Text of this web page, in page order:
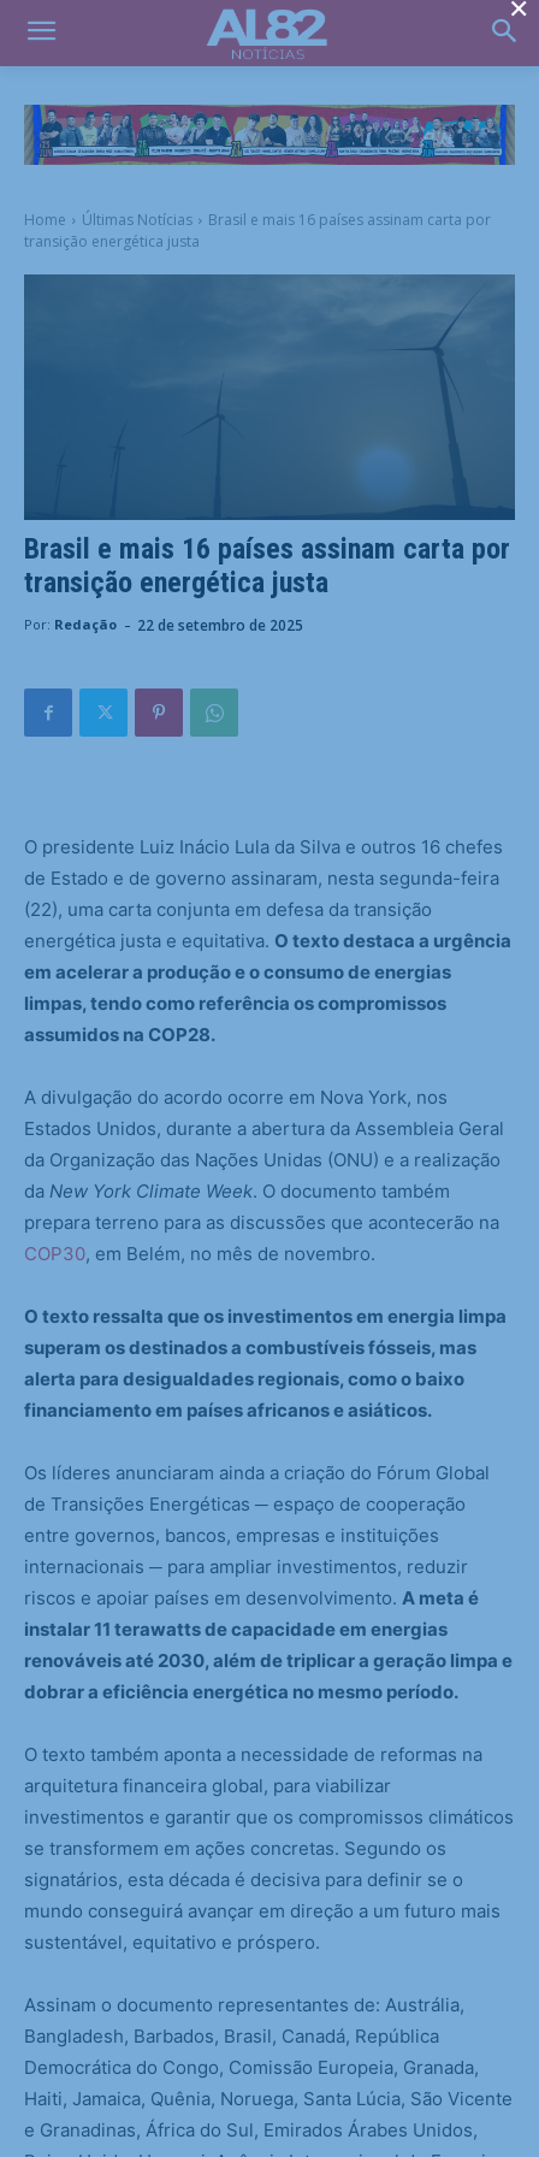
Home Últimas Notícias
Brasil e mais 16 países assinam carta por
transição energética justa
Brasil e mais 16 países assinam carta por
transição energética justa
Por: Redação - 22 de setembro de 2025
O presidente Luiz Inácio Lula da Silva e outros 16 chefes
de Estado e de governo assinaram, nesta segunda-feira
(22), uma carta conjunta em defesa da transição
energética justa e equitativa. O texto destaca a urgência
em acelerar a produção e o consumo de energias
limpas, tendo como referência os compromissos
assumidos na COP28.
A divulgação do acordo ocorre em Nova York, nos
Estados Unidos, durante a abertura da Assembleia Geral
da Organização das Nações Unidas (ONU) e a realização
da New York Climate Week. O documento também
prepara terreno para as discussões que acontecerão na
COP30, em Belém, no mês de novembro.
O texto ressalta que os investimentos em energia limpa
superam os destinados a combustíveis fósseis, mas
alerta para desigualdades regionais, como o baixo
financiamento em países africanos e asiáticos.
Os líderes anunciaram ainda a criação do Fórum Global
de Transições Energéticas ─ espaço de cooperação
entre governos, bancos, empresas e instituições
internacionais ─ para ampliar investimentos, reduzir
riscos e apoiar países em desenvolvimento. A meta é
instalar 11 terawatts de capacidade em energias
renováveis até 2030, além de triplicar a geração limpa e
dobrar a eficiência energética no mesmo período.
O texto também aponta a necessidade de reformas na
arquitetura financeira global, para viabilizar
investimentos e garantir que os compromissos climáticos
se transformem em ações concretas. Segundo os
signatários, esta década é decisiva para definir se o
mundo conseguirá avançar em direção a um futuro mais
sustentável, equitativo e próspero.
Assinam o documento representantes de: Austrália,
Bangladesh, Barbados, Brasil, Canadá, República
Democrática do Congo, Comissão Europeia, Granada,
Haiti, Jamaica, Quênia, Noruega, Santa Lúcia, São Vicente
e Granadinas, África do Sul, Emirados Árabes Unidos,